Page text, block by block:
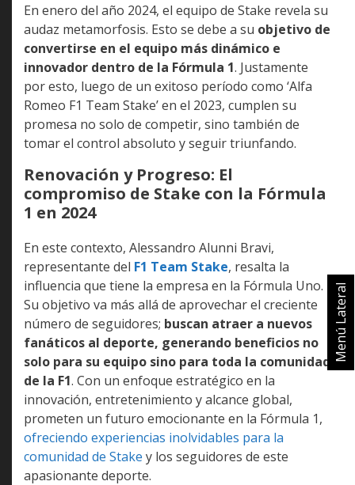
Menú Lateral
En enero del año 2024, el equipo de Stake revela su
audaz metamorfosis. Esto se debe a su objetivo de
convertirse en el equipo más dinámico e
innovador dentro de la Fórmula 1. Justamente
por esto, luego de un exitoso período como ‘Alfa
Romeo F1 Team Stake’ en el 2023, cumplen su
promesa no solo de competir, sino también de
tomar el control absoluto y seguir triunfando.
Renovación y Progreso: El
compromiso de Stake con la Fórmula
1 en 2024
En este contexto, Alessandro Alunni Bravi,
representante del F1 Team Stake, resalta la
influencia que tiene la empresa en la Fórmula Uno.
Su objetivo va más allá de aprovechar el creciente
número de seguidores; buscan atraer a nuevos
fanáticos al deporte, generando beneficios no
solo para su equipo sino para toda la comunidad
de la F1. Con un enfoque estratégico en la
innovación, entretenimiento y alcance global,
prometen un futuro emocionante en la Fórmula 1,
ofreciendo experiencias inolvidables para la
comunidad de Stake y los seguidores de este
apasionante deporte.